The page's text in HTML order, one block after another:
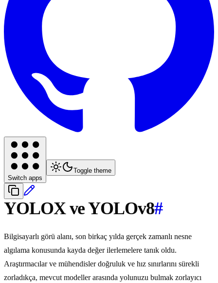
Switch apps
Toggle theme
YOLOX ve YOLOv8#
Bilgisayarlı görü alanı, son birkaç yılda gerçek zamanlı nesne
algılama konusunda kayda değer ilerlemelere tanık oldu.
Araştırmacılar ve mühendisler doğruluk ve hız sınırlarını sürekli
zorladıkça, mevcut modeller arasında yolunuzu bulmak zorlayıcı